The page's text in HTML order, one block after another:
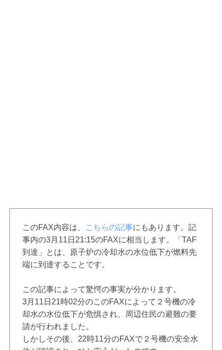
このFAX内容は、 こちらの記事にもあります。記
事内の3月11日21:15のFAXに相当します。「TAF
到達」とは、原子炉の冷却水の水位低下が燃料先
端に到達することです。
この記事によって驚愕の事実が分かります。
3月11日21時02分のこのFAXによって２号機の冷
却水の水位低下が危惧され、周辺住民の避難の要
請が行われました。
しかしその後、22時11分のFAXで２号機の安全水